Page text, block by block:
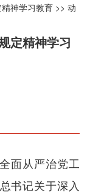
神学习教育 >>动
定精神学习
面从严治党工
书记关于深入